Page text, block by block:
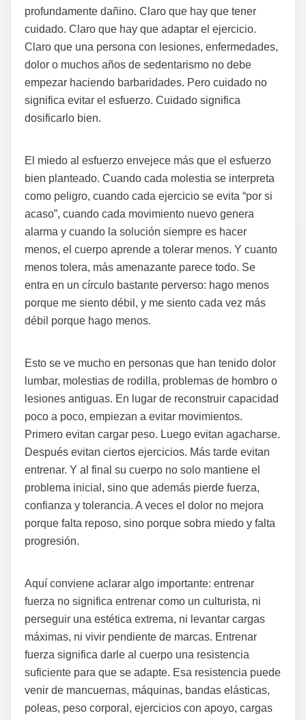
profundamente dañino. Claro que hay que tener
cuidado. Claro que hay que adaptar el ejercicio.
Claro que una persona con lesiones, enfermedades,
dolor o muchos años de sedentarismo no debe
empezar haciendo barbaridades. Pero cuidado no
significa evitar el esfuerzo. Cuidado significa
dosificarlo bien.
El miedo al esfuerzo envejece más que el esfuerzo
bien planteado. Cuando cada molestia se interpreta
como peligro, cuando cada ejercicio se evita “por si
acaso”, cuando cada movimiento nuevo genera
alarma y cuando la solución siempre es hacer
menos, el cuerpo aprende a tolerar menos. Y cuanto
menos tolera, más amenazante parece todo. Se
entra en un círculo bastante perverso: hago menos
porque me siento débil, y me siento cada vez más
débil porque hago menos.
Esto se ve mucho en personas que han tenido dolor
lumbar, molestias de rodilla, problemas de hombro o
lesiones antiguas. En lugar de reconstruir capacidad
poco a poco, empiezan a evitar movimientos.
Primero evitan cargar peso. Luego evitan agacharse.
Después evitan ciertos ejercicios. Más tarde evitan
entrenar. Y al final su cuerpo no solo mantiene el
problema inicial, sino que además pierde fuerza,
confianza y tolerancia. A veces el dolor no mejora
porque falta reposo, sino porque sobra miedo y falta
progresión.
Aquí conviene aclarar algo importante: entrenar
fuerza no significa entrenar como un culturista, ni
perseguir una estética extrema, ni levantar cargas
máximas, ni vivir pendiente de marcas. Entrenar
fuerza significa darle al cuerpo una resistencia
suficiente para que se adapte. Esa resistencia puede
venir de mancuernas, máquinas, bandas elásticas,
poleas, peso corporal, ejercicios con apoyo, cargas